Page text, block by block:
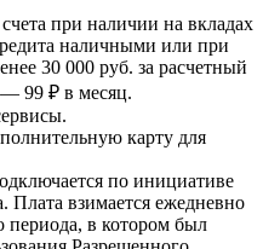
при наличии на вкладах
наличными или при
30 000 руб. за расчетный
99 ₽ в месяц.
карту для
по инициативе
Плата взимается ежедневно
периода, в котором был